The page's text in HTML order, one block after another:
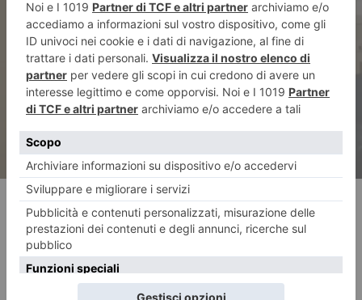
ARTICOLO SUCCESSIVO
A rischio la convivenza civile
RECENTI: